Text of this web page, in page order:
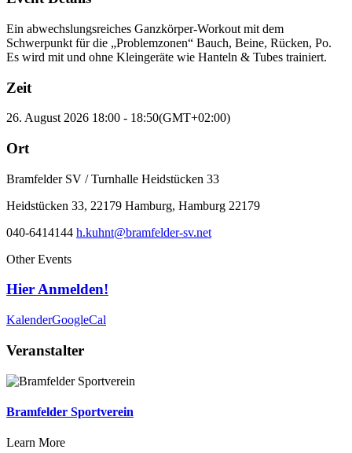
Ein abwechslungsreiches Ganzkörper-Workout mit dem
Schwerpunkt für die „Problemzonen“ Bauch, Beine, Rücken, Po.
Es wird mit und ohne Kleingeräte wie Hanteln & Tubes trainiert.
Zeit
26. August 2026 18:00 - 18:50(GMT+02:00)
Ort
Bramfelder SV / Turnhalle Heidstücken 33
Heidstücken 33, 22179 Hamburg, Hamburg 22179
040-6414144 h.kuhnt@bramfelder-sv.net
Other Events
Hier Anmelden!
KalenderGoogleCal
Veranstalter
Bramfelder Sportverein
Learn More